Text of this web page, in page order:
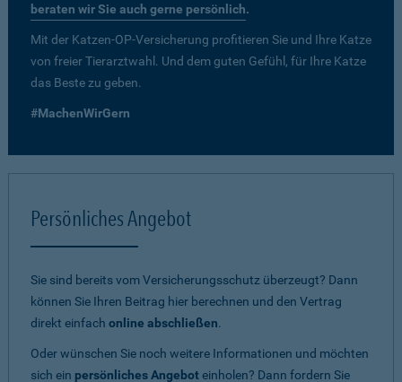
beraten wir Sie auch gerne persönlich.
Mit der Katzen-OP-Versicherung profitieren Sie und Ihre Katze
von freier Tierarztwahl. Und dem guten Gefühl, für Ihre Katze
das Beste zu geben.
#MachenWirGern
Persönliches Angebot
Sie sind bereits vom Versicherungsschutz überzeugt? Dann
können Sie Ihren Beitrag hier berechnen und den Vertrag
direkt einfach online abschließen.
Oder wünschen Sie noch weitere Informationen und möchten
sich ein persönliches Angeboteinholen? Dann fordern Sie